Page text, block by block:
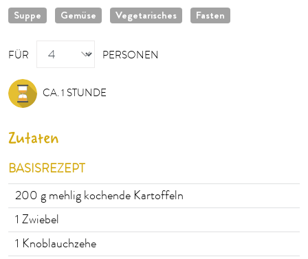
Suppe Gemüse Vegetarisches Fasten
FÜR
PERSONEN
PERSONEN
CA. 1 STUNDE
Zutaten
BASISREZEPT
200 g mehlig kochende Kartoffeln
1 Zwiebel
1 Knoblauchzehe